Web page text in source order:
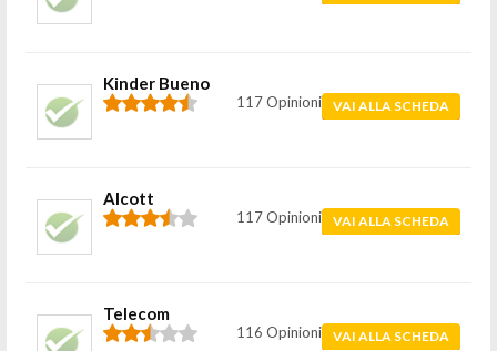
Kinder Bueno
117 Opinioni VAI ALLA SCHEDA
Alcott
117 Opinioni VAI ALLA SCHEDA
Telecom
116 Opinioni VAI ALLA SCHEDA